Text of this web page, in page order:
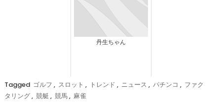
丹生ちゃん
Tagged ゴルフ , スロット , トレンド , ニュース , パチンコ , ファク
タリング, 競艇 , 競馬, 麻雀